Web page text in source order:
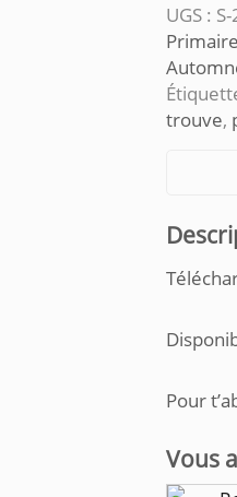
UGS :
Primaire
trouve,
Pour
Vous